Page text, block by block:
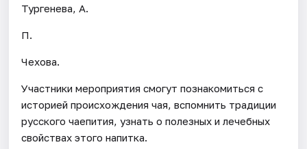
Тургенева, А.
П.
Чехова.
Участники мероприятия смогут познакомиться с
историей происхождения чая, вспомнить традиции
русского чаепития, узнать о полезных и лечебных
свойствах этого напитка.